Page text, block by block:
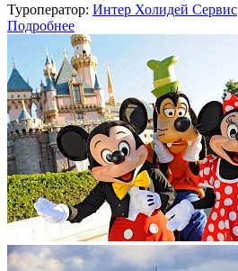
Туроператор: Интер Холидей Сервис
Подробнее